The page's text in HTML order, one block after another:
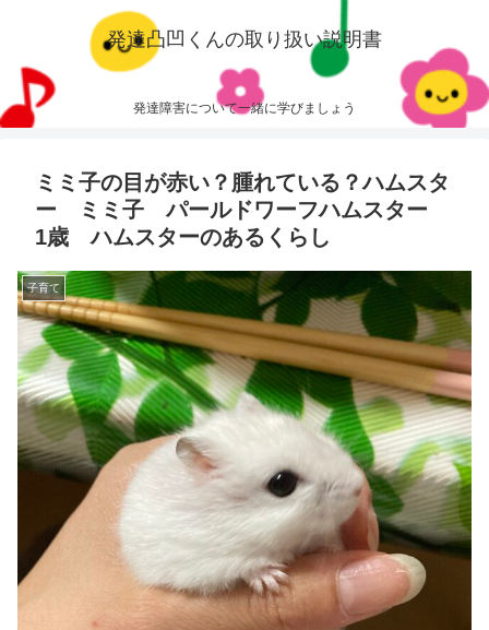
発達凸凹くんの取り扱い説明書
発達障害について一緒に学びましょう
ミミ子の目が赤い？腫れている？ハムスタ
ー ミミ子 パールドワーフハムスター
1歳 ハムスターのあるくらし
子育て